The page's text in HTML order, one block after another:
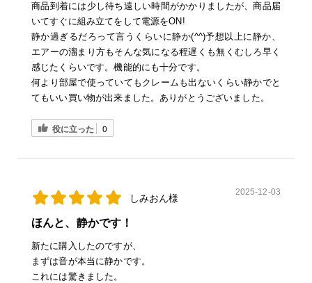
商品到着には少し待ち遠しい時間がかかりましたが、商品届
いてすぐに組み立てをして電源をON!
静か過ぎるだろって言うくらいに静か(^^)予想以上に静か、
エアーの溜まり方もそんな気になる程遅くも無くむしろ早く
感じたくらいです。機能的にも十分です。
何より部屋で使っていてもクレームも出ないくらい静かでと
てもいい買い物が出来ました。ありがとうございました。
役に立った 0
しみおん様
2025-12-03
ほんと、静かです！
新たに購入したのですが、
まずは音が本当に静かです。
これには驚きました。